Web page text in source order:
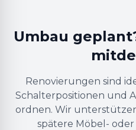
Umbau
Renovierungen sind
Schalterpositionen und
ordnen. Wir
spätere Möbel-